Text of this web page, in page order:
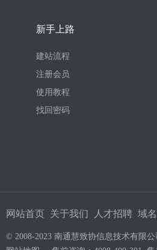
新手上路
建站流程
注册会员
使用教程
找回密码
网站首页 关于我们 人才招聘 域
© 2008-2023 南通慧致协信息技术有限